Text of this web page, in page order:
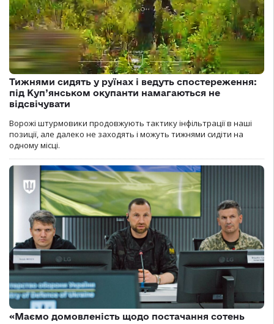
Тижнями сидять у руїнах і ведуть спостереження:
під Куп’янськом окупанти намагаються не
відсвічувати
Ворожі штурмовики продовжують тактику інфільтрації в наші
позиції, але далеко не заходять і можуть тижнями сидіти на
одному місці.
«Маємо домовленість щодо постачання сотень